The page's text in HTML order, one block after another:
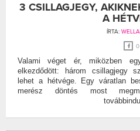
3 CSILLAGJEGY,
A
ÍRTA:
0
Valami véget ér, miközben
elkezdődött: három csillagjegy
lehet a hétvége. Egy váratlan
merész döntés most